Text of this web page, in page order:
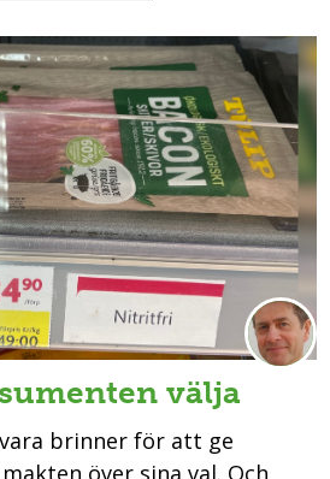
välja
brinner för att ge
över sina val. Och